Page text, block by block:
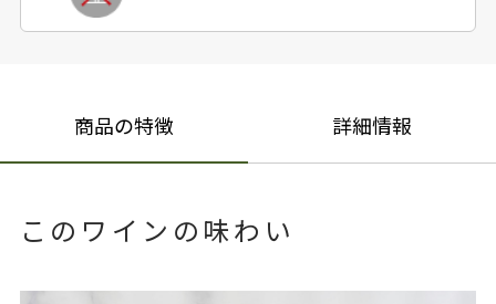
商品の特徴 詳細情報
このワインの味わい